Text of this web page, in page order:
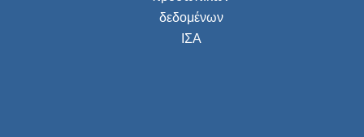
δεδομένων
ΙΣΑ